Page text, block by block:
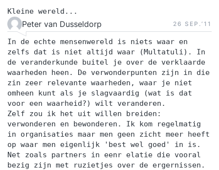
Kleine wereld...
Peter van Dusseldorp 26 SEP.‘11
In de echte mensenwereld is niets waar en
zelfs dat is niet altijd waar (Multatuli). In
de veranderkunde buitel je over de verklaarde
waarheden heen. De verwonderpunten zijn in die
zin zeer relevante waarheden, waar je niet
omheen kunt als je slagvaardig (wat is dat
voor een waarheid?) wilt veranderen.
Zelf zou ik het uit willen breiden:
verwonderen en bewonderen. Ik kom regelmatig
in organisaties maar men geen zicht meer heeft
op waar men eigenlijk 'best wel goed' in is.
Net zoals partners in eenr elatie die vooral
bezig zijn met ruzietjes over de ergernissen.